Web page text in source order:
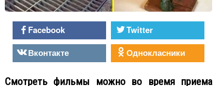
Facebook
Twitter
Вконтакте
Однокласники
Смотреть фильмы можно во время приема